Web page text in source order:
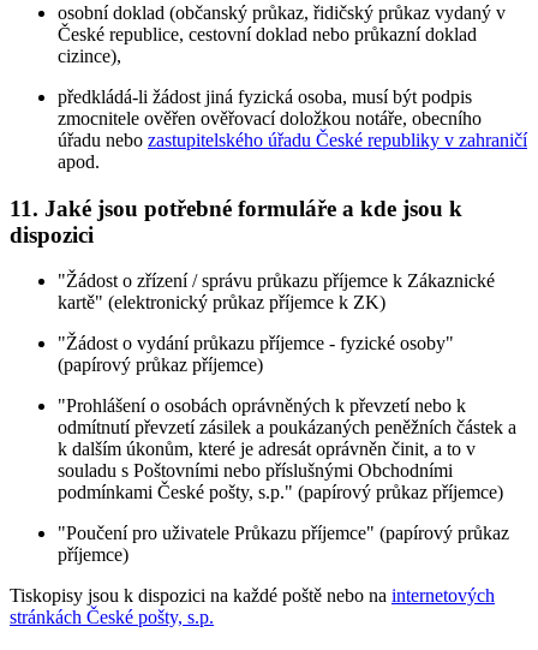
osobní doklad (občanský průkaz, řidičský průkaz vydaný v
České republice, cestovní doklad nebo průkazní doklad
cizince),
předkládá-li žádost jiná fyzická osoba, musí být podpis
zmocnitele ověřen ověřovací doložkou notáře, obecního
úřadu nebo zastupitelského úřadu České republiky v zahraničí
apod.
11. Jaké jsou potřebné formuláře a kde jsou k
dispozici
"Žádost o zřízení / správu průkazu příjemce k Zákaznické
kartě" (elektronický průkaz příjemce k ZK)
"Žádost o vydání průkazu příjemce - fyzické osoby"
(papírový průkaz příjemce)
"Prohlášení o osobách oprávněných k převzetí nebo k
odmítnutí převzetí zásilek a poukázaných peněžních částek a
k dalším úkonům, které je adresát oprávněn činit, a to v
souladu s Poštovními nebo příslušnými Obchodními
podmínkami České pošty, s.p." (papírový průkaz příjemce)
"Poučení pro uživatele Průkazu příjemce" (papírový průkaz
příjemce)
Tiskopisy jsou k dispozici na každé poště nebo na internetových
stránkách České pošty, s.p.